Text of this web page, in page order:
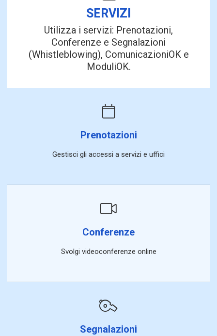
SERVIZI
Utilizza i servizi: Prenotazioni,
Conferenze e Segnalazioni
(Whistleblowing), ComunicazioniOK e
ModuliOK.
Prenotazioni
Gestisci gli accessi a servizi e uffici
Conferenze
Svolgi videoconferenze online
Segnalazioni